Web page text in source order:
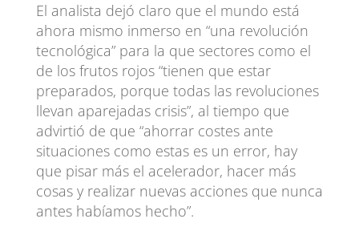
El analista dejó claro que el mundo está
ahora mismo inmerso en “una revolución
tecnológica” para la que sectores como el
de los frutos rojos “tienen que estar
preparados, porque todas las revoluciones
llevan aparejadas crisis”, al tiempo que
advirtió de que “ahorrar costes ante
situaciones como estas es un error, hay
que pisar más el acelerador, hacer más
cosas y realizar nuevas acciones que nunca
antes habíamos hecho”.